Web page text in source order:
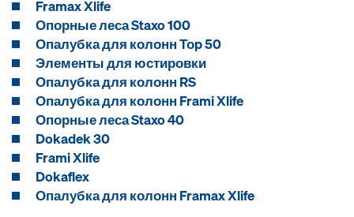
Framax Xlife
Опорные леса Staxo 100
Опалубка для колонн Тоp 50
Элементы для юстировки
Опалубка для колонн RS
Опалубка для колонн Frami Xlife
Опорные леса Staxo 40
Dokadek 30
Frami Xlife
Dokaflex
Опалубка для колонн Framax Xlife